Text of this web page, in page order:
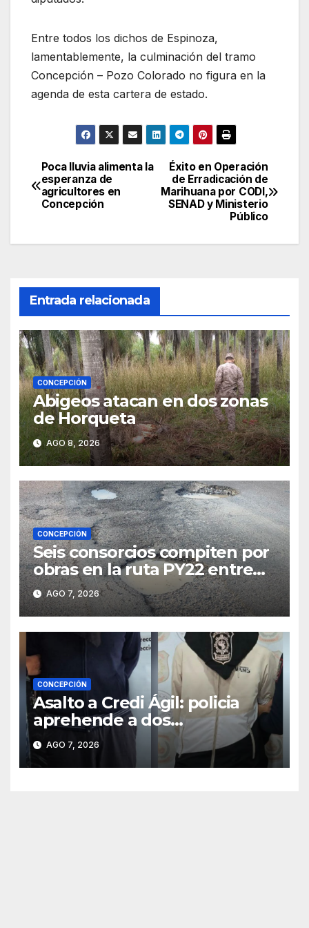
Entre todos los dichos de Espinoza,
lamentablemente, la culminación del tramo
Concepción – Pozo Colorado no figura en la
agenda de esta cartera de estado.
Navegación
de
Éxito en Operación
de Erradicación de
Marihuana por CODI,
SENAD y Ministerio
Público
Poca lluvia alimenta la
esperanza de
agricultores en
Concepción
Entrada relacionada
CONCEPCIÓN
Abigeos atacan en dos zonas
de Horqueta
AGO 8, 2026
CONCEPCIÓN
Seis consorcios compiten por
obras en la ruta PY22 entre
Concepción y Vallemí
AGO 7, 2026
CONCEPCIÓN
Asalto a Credi Ágil: policia
aprehende a dos
sospechosos e incauta
evidencias en Concepción
AGO 7, 2026